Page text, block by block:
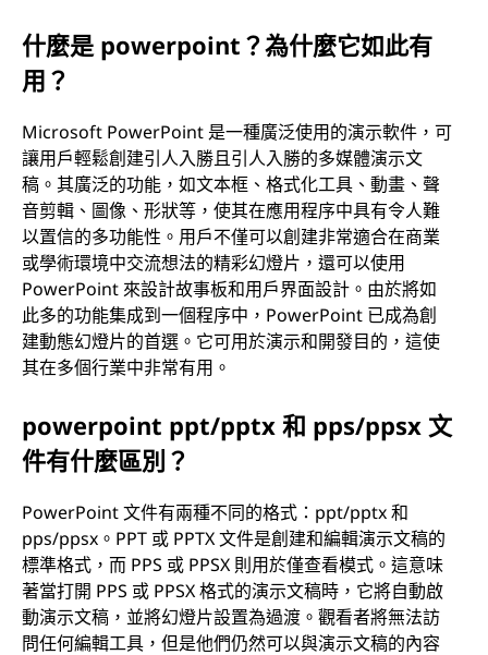
什麼是 powerpoint？為什麼它如此有
用？
Microsoft PowerPoint 是一種廣泛使用的演示軟件，可
讓用戶輕鬆創建引人入勝且引人入勝的多媒體演示文
稿。其廣泛的功能，如文本框、格式化工具、動畫、聲
音剪輯、圖像、形狀等，使其在應用程序中具有令人難
以置信的多功能性。用戶不僅可以創建非常適合在商業
或學術環境中交流想法的精彩幻燈片，還可以使用
PowerPoint 來設計故事板和用戶界面設計。由於將如
此多的功能集成到一個程序中，PowerPoint 已成為創
建動態幻燈片的首選。它可用於演示和開發目的，這使
其在多個行業中非常有用。
powerpoint ppt/pptx 和 pps/ppsx 文
件有什麼區別？
PowerPoint 文件有兩種不同的格式：ppt/pptx 和
pps/ppsx。PPT 或 PPTX 文件是創建和編輯演示文稿的
標準格式，而 PPS 或 PPSX 則用於僅查看模式。這意味
著當打開 PPS 或 PPSX 格式的演示文稿時，它將自動啟
動演示文稿，並將幻燈片設置為過渡。觀看者將無法訪
問任何編輯工具，但是他們仍然可以與演示文稿的內容